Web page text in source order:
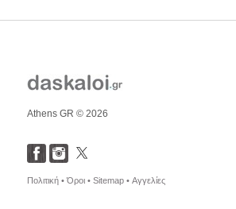
Athens GR © 2026
Πολιτική •Όροι • Sitemap • Αγγελίες